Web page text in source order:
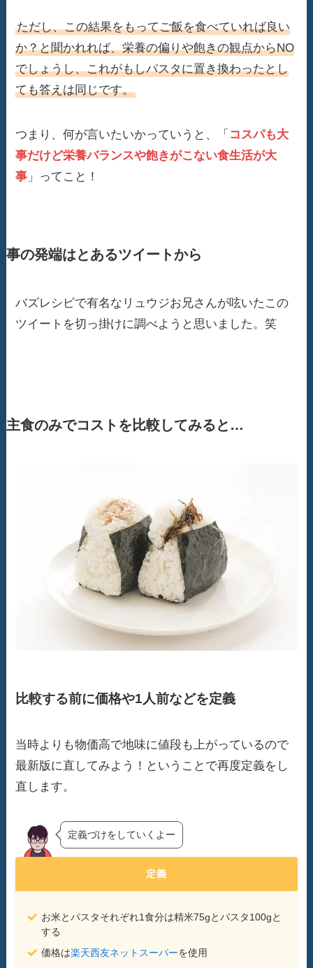
ただし、この結果をもってご飯を食べていれば良い
か？と聞かれれば、栄養の偏りや飽きの観点からNO
でしょうし、これがもしパスタに置き換わったとし
ても答えは同じです。
つまり、何が言いたいかっていうと、「 コスパも大
事だけど栄養バランスや飽きがこない食生活が大
事 」ってこと！
事の発端はとあるツイートから
バズレシピで有名なリュウジお兄さんが呟いたこの
ツイートを切っ掛けに調べようと思いました。笑
主食のみでコストを比較してみると…
比較する前に価格や1人前などを定義
当時よりも物価高で地味に値段も上がっているので
最新版に直してみよう！ということで再度定義をし
直します。
定義づけをしていくよー
定義
お米とパスタそれぞれ1食分は精米75gとパスタ100gと
する
価格は楽天西友ネットスーパーを使用